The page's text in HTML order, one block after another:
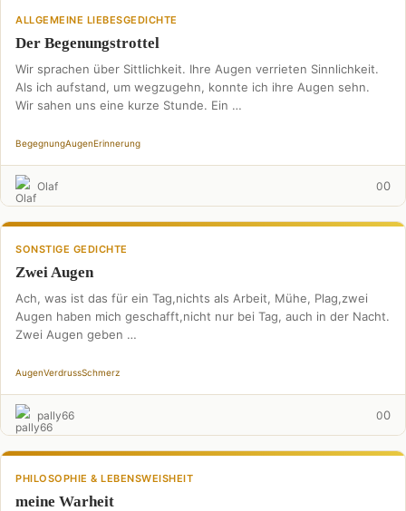
ALLGEMEINE LIEBESGEDICHTE
Der Begenungstrottel
Wir sprachen über Sittlichkeit. Ihre Augen verrieten Sinnlichkeit.
Als ich aufstand, um wegzugehn, konnte ich ihre Augen sehn.
Wir sahen uns eine kurze Stunde. Ein …
BegegnungAugenErinnerung
Olaf 00
SONSTIGE GEDICHTE
Zwei Augen
Ach, was ist das für ein Tag,nichts als Arbeit, Mühe, Plag,zwei
Augen haben mich geschafft,nicht nur bei Tag, auch in der Nacht.
Zwei Augen geben …
AugenVerdrussSchmerz
pally66 00
PHILOSOPHIE & LEBENSWEISHEIT
meine Warheit